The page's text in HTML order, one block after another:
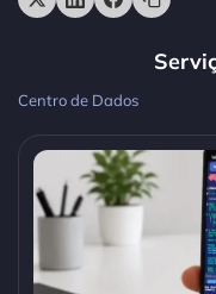
Centro de Dados